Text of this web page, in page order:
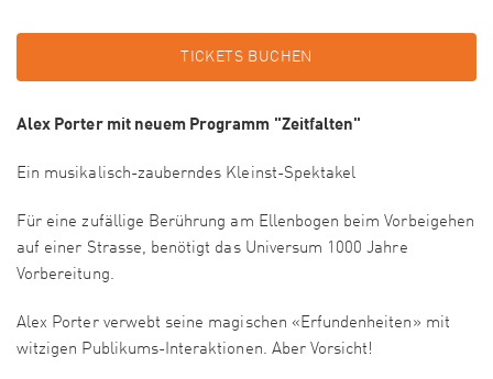
TICKETS BUCHEN
Alex Porter mit neuem Programm "Zeitfalten"
Ein musikalisch-zauberndes Kleinst-Spektakel
Für eine zufällige Berührung am Ellenbogen beim Vorbeigehen
auf einer Strasse, benötigt das Universum 1000 Jahre
Vorbereitung.
Alex Porter verwebt seine magischen «Erfundenheiten» mit
witzigen Publikums-Interaktionen. Aber Vorsicht!